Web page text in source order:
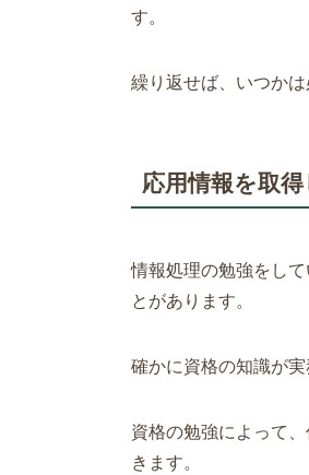
す。
繰り返せば、いつか
応用情報を取
情報処理の勉強をし
とがあります。
確かに資格の知識が
資格の勉強によって
きます。